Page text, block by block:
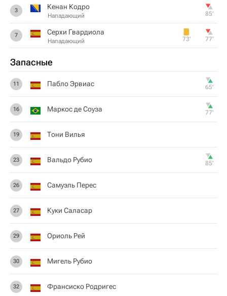
3 Кенан Кодро
Нападающий 85‎’‎
7 Серхи Гвардиола
Нападающий 73‎’‎ 77‎’‎
Запасные
11 Пабло Эрвиас 65‎’‎
16 Маркос де Соуза 77‎’‎
19 Тони Вилья
23 Вальдо Рубио 85‎’‎
26 Самуэль Перес
27 Куки Саласар
29 Ориоль Рей
30 Мигель Рубио
32 Франсиско Родригес